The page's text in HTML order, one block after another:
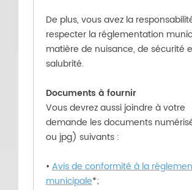
De plus, vous avez la
respecter la réglementation
matière de nuisance, de sécurité
salubrité.
Documents à fournir
Vous devrez aussi joindre à votre
demande les documents
ou jpg) suivants :
•Avis de conformité à la
municipale*;